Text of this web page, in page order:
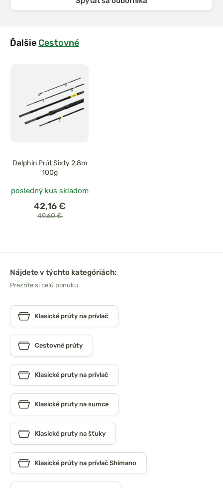
Ďalšie Cestovné
Delphin Prút Sixty 2,8m
100g
posledný kus skladom
42,16 €
49,60 €
Nájdete v týchto kategóriách:
Prezrite si celú ponuku.
Klasické prúty na prívlač
Cestovné prúty
Klasické pruty na prívlač
Klasické pruty na sumce
Klasické pruty na šťuky
Klasické prúty na prívlač Shimano